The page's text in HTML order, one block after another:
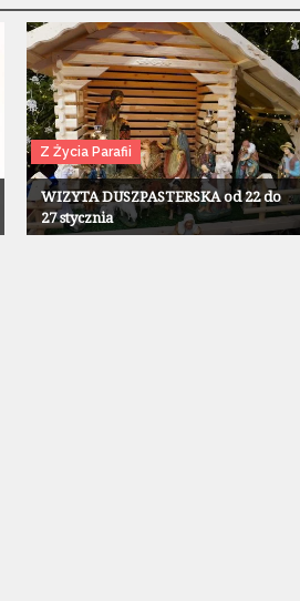
Z Życia Parafii
WIZYTA DUSZPASTERSKA od 22 do
27 stycznia